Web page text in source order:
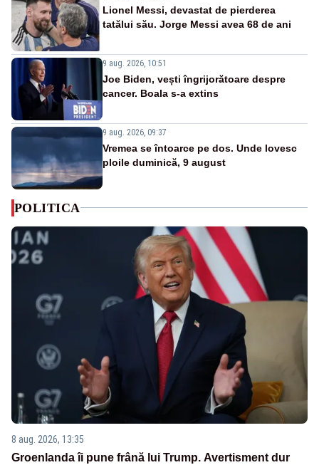
Lionel Messi, devastat de pierderea
tatălui său. Jorge Messi avea 68 de ani
9 aug. 2026, 10:51
Joe Biden, vești îngrijorătoare despre
cancer. Boala s-a extins
9 aug. 2026, 09:37
Vremea se întoarce pe dos. Unde lovesc
ploile duminică, 9 august
POLITICA
8 aug. 2026, 13:35
Groenlanda îi pune frână lui Trump. Avertisment dur